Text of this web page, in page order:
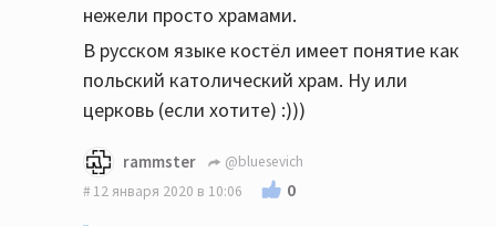
нежели просто храмами.
В русском языке костёл имеет понятие как
польский католический храм. Ну или
церковь (если хотите) :)))
rammster
@bluesevich
12 января 2020 в 10:06
0